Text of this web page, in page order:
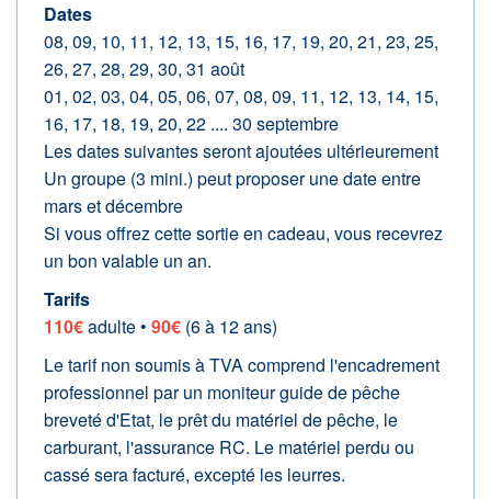
Dates
08, 09, 10, 11, 12, 13, 15, 16, 17, 19, 20, 21, 23, 25,
26, 27, 28, 29, 30, 31 août
01, 02, 03, 04, 05, 06, 07, 08, 09, 11, 12, 13, 14, 15,
16, 17, 18, 19, 20, 22 .... 30 septembre
Les dates suivantes seront ajoutées ultérieurement
Un groupe (3 mini.) peut proposer une date entre
mars et décembre
Si vous offrez cette sortie en cadeau, vous recevrez
un bon valable un an.
Tarifs
110€adulte • 90€ (6 à 12 ans)
Le tarif non soumis à TVA comprend l'encadrement
professionnel par un moniteur guide de pêche
breveté d'Etat, le prêt du matériel de pêche, le
carburant, l'assurance RC. Le matériel perdu ou
cassé sera facturé, excepté les leurres.